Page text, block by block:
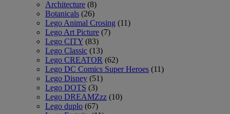
Architecture (8)
Botanicals (26)
Lego Animal Crosing (11)
Lego Art Picture (7)
Lego CITY (83)
Lego Classic (13)
Lego CREATOR (62)
Lego DC Comics Super Heroes (11)
Lego Disney (51)
Lego DOTS (3)
Lego DREAMZzz (10)
Lego duplo (67)